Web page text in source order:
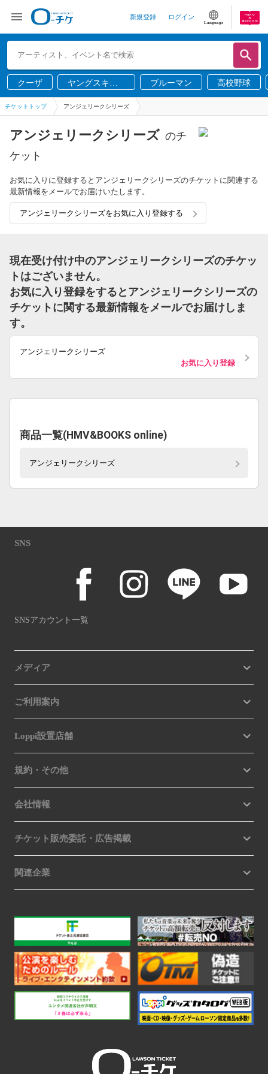
新規登録 ログイン
Language
クーザ
ヤングスキニ
ー
ブルーマン 高校野球
チケットトップ アンジェリークシリーズ
アンジェリークシリーズ のチ
ケット
お気に入りに登録するとアンジェリークシリーズのチケットに関連する
最新情報をメールでお届けいたします。
アンジェリークシリーズをお気に入り登録する
現在受け付け中のアンジェリークシリーズのチケッ
トはございません。
お気に入り登録をするとアンジェリークシリーズの
チケットに関する最新情報をメールでお届けしま
す。
アンジェリークシリーズ
お気に入り登録
商品一覧(HMV&BOOKS online)
アンジェリークシリーズ
SNS
SNSアカウント一覧
メディア
ご利用案内
Loppi設置店舗
規約・その他
会社情報
チケット販売委託・広告掲載
関連企業